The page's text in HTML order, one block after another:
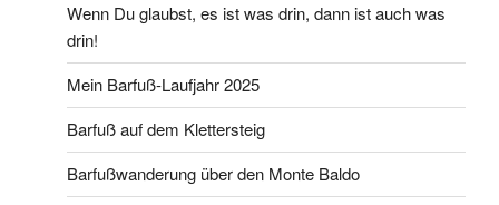
Wenn Du glaubst, es ist was drin, dann ist auch was
drin!
Mein Barfuß-Laufjahr 2025
Barfuß auf dem Klettersteig
Barfußwanderung über den Monte Baldo